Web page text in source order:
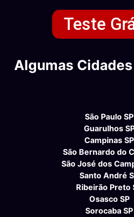
Teste
Algumas
São Paulo SP
Guarulhos
Campinas SP
São Bernardo do
São José dos
Santo André
Ribeirão Preto
Osasco SP
Sorocaba SP